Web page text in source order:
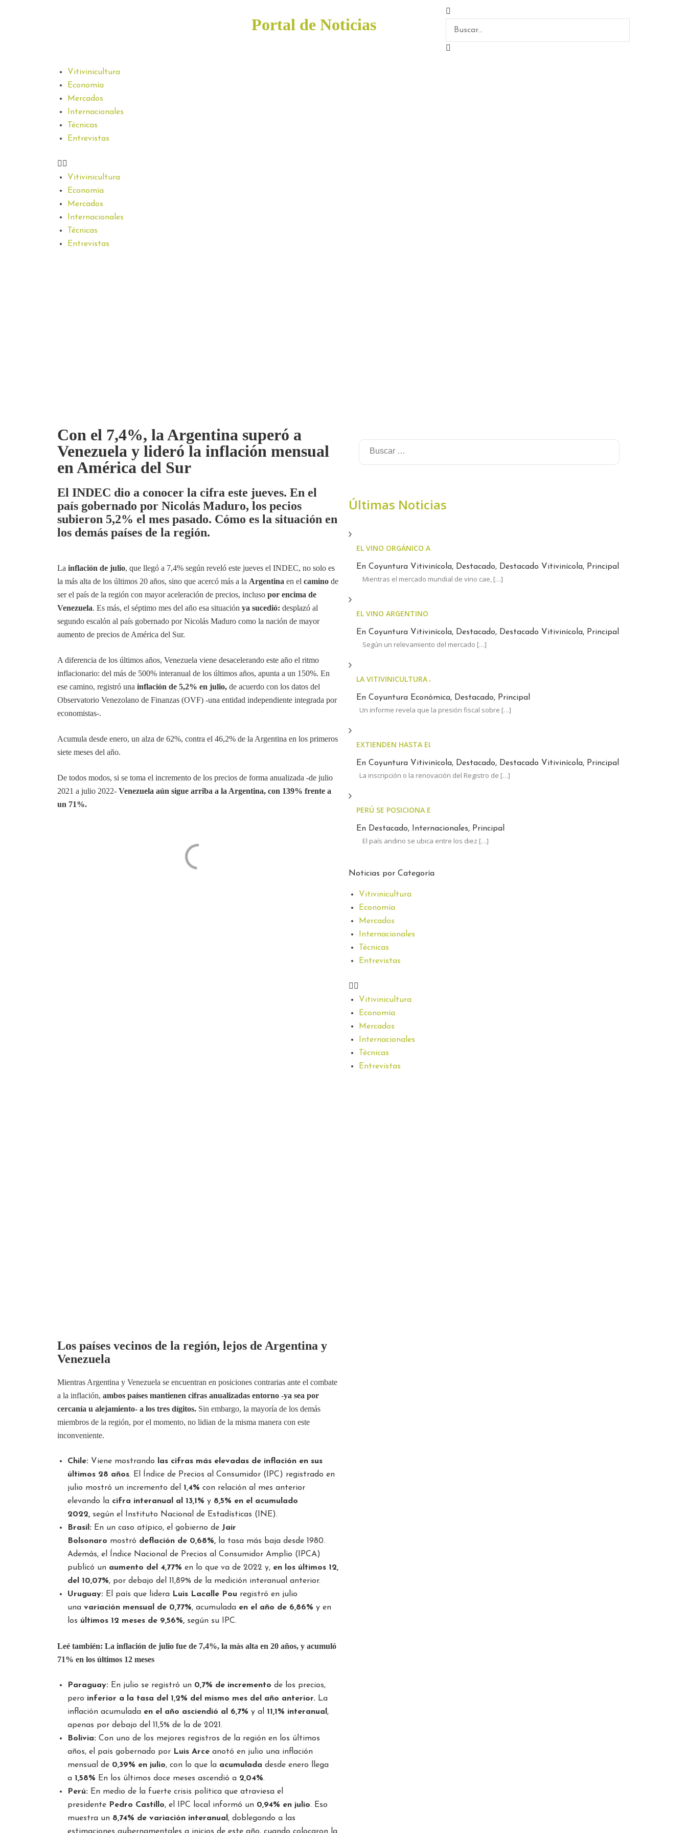
Portal de Noticias
Vitivinicultura
Economía
Mercados
Internacionales
Técnicas
Entrevistas
Vitivinicultura
Economía
Mercados
Internacionales
Técnicas
Entrevistas
Con el 7,4%, la Argentina superó a
Venezuela y lideró la inflación mensual
en América del Sur
El INDEC dio a conocer la cifra este jueves. En el
país gobernado por Nicolás Maduro, los pecios
subieron 5,2% el mes pasado. Cómo es la situación en
los demás países de la región.
La inflación de julio, que llegó a 7,4% según reveló este jueves el INDEC, no solo es
la más alta de los últimos 20 años, sino que acercó más a la Argentina en el camino de
ser el país de la región con mayor aceleración de precios, incluso por encima de
Venezuela. Es más, el séptimo mes del año esa situación ya sucedió: desplazó al
segundo escalón al país gobernado por Nicolás Maduro como la nación de mayor
aumento de precios de América del Sur.
A diferencia de los últimos años, Venezuela viene desacelerando este año el ritmo
inflacionario: del más de 500% interanual de los últimos años, apunta a un 150%. En
ese camino, registró una inflación de 5,2% en julio, de acuerdo con los datos del
Observatorio Venezolano de Finanzas (OVF) -una entidad independiente integrada por
economistas-.
Acumula desde enero, un alza de 62%, contra el 46,2% de la Argentina en los primeros
siete meses del año.
De todos modos, si se toma el incremento de los precios de forma anualizada -de julio
2021 a julio 2022- Venezuela aún sigue arriba a la Argentina, con 139% frente a
un 71%.
Los países vecinos de la región, lejos de Argentina y
Venezuela
Mientras Argentina y Venezuela se encuentran en posiciones contrarias ante el combate
a la inflación, ambos países mantienen cifras anualizadas entorno -ya sea por
cercanía u alejamiento- a los tres dígitos. Sin embargo, la mayoría de los demás
miembros de la región, por el momento, no lidian de la misma manera con este
inconveniente.
Chile: Viene mostrando
las cifras más elevadas de inflación en sus
últimos 28 años. El Índice de Precios al Consumidor (IPC) registrado en
julio mostró un incremento del 1,4% con relación al mes anterior
elevando la cifra interanual al 13,1% y 8,5% en el acumulado
2022, según el Instituto Nacional de Estadísticas (INE).
Brasil: En un caso atípico, el gobierno de Jair
Bolsonaro mostró deflación de 0,68%, la tasa más baja desde 1980.
Además, el Índice Nacional de Precios al Consumidor Amplio (IPCA)
publicó un aumento del 4,77% en lo que va de 2022 y, en los últimos 12,
del 10,07%, por debajo del 11,89% de la medición interanual anterior.
Uruguay: El país que lidera Luis Lacalle Pou registró en julio
una variación mensual de 0,77%, acumulada en el año de 6,86% y en
los últimos 12 meses de 9,56%, según su IPC.
Leé también: La inflación de julio fue de 7,4%, la más alta en 20 años, y acumuló
71% en los últimos 12 meses
Paraguay: En julio se registró un 0,7% de incremento de los precios,
pero inferior a la tasa del 1,2% del mismo mes del año anterior. La
inflación acumulada en el año asciendió al 6,7% y al 11,1% interanual ,
apenas por debajo del 11,5% de la de 2021.
Bolivia: Con uno de los mejores registros de la región en los últimos
años, el país gobernado por Luis Arce anotó en julio una inflación
mensual de 0,39% en julio, con lo que la acumulada desde enero llega
a 1,58% En los últimos doce meses ascendió a 2,04%.
Perú: En medio de la fuerte crisis política que atraviesa el
presidente Pedro Castillo, el IPC local informó un 0,94% en julio. Eso
muestra un 8,74% de variación interanual , doblegando a las
Últimas Noticias
EL VINO ORGÁNICO ARGENTINO CRECE A CONTRAMANO DEL CONSUMO GLOBAL
En Coyuntura Vitivinícola, Destacado, Destacado Vitivinícola, Principal
Mientras el mercado mundial de vino cae, […]
EL VINO ARGENTINO AUMENTÓ MENOS QUE LA INFLACIÓN
En Coyuntura Vitivinícola, Destacado, Destacado Vitivinícola, Principal
Según un relevamiento del mercado […]
LA VITIVINICULTURA ARGENTINA, AL LÍMITE: EL ESTADO SE LLEVA EL 62% DE SUS GANANCIAS
En Coyuntura Económica, Destacado, Principal
Un informe revela que la presión fiscal sobre […]
EXTIENDEN HASTA EL 30 DE JUNIO EL PLAZO PARA ACTUALIZAR EL RUT-SIA
En Coyuntura Vitivinícola, Destacado, Destacado Vitivinícola, Principal
La inscripción o la renovación del Registro de […]
PERÚ SE POSICIONA ENTRE LOS LÍDERES MUNDIALES EN UVA DE MESA CON UN CRECIMIENTO
En Destacado, Internacionales, Principal
El país andino se ubica entre los diez […]
Noticias por Categoría
Vitivinicultura
Economía
Mercados
Internacionales
Técnicas
Entrevistas
Vitivinicultura
Economía
Mercados
Internacionales
Técnicas
Entrevistas